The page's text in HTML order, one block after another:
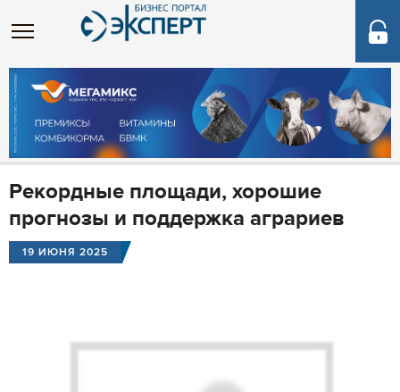
Рекордные площади, хорошие
прогнозы и поддержка аграриев
19 ИЮНЯ 2025